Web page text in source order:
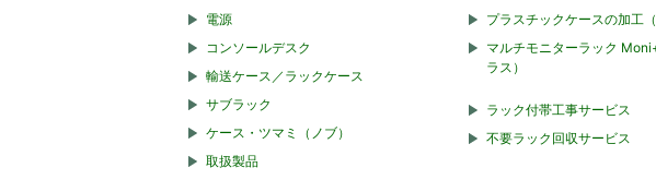
電源
コンソールデスク
輸送ケース／ラックケース
サブラック
ケース・ツマミ（ノブ）
取扱製品
プラスチックケースの加工（
マルチモニターラック
ラス）
ラック付帯工事サービス
不要ラック回収サービス